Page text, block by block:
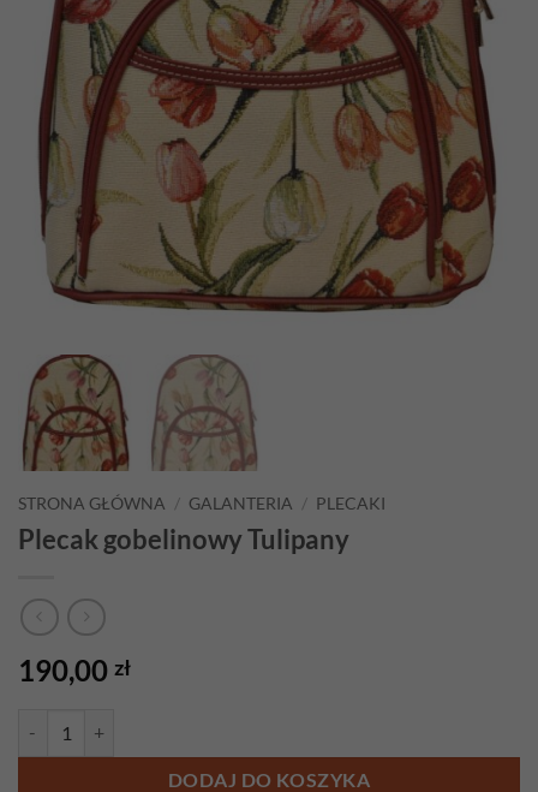
STRONA GŁÓWNA / GALANTERIA / PLECAKI
Plecak gobelinowy Tulipany
190,00 zł
DODAJ DO KOSZYKA